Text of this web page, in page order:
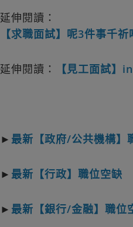
延伸閱讀：
【求職面試】呢3件事千
延伸閱讀： 【見工面試
► 最新【政府/公共機構】
► 最新【行政】職位空缺
► 最新【銀行/金融】職位